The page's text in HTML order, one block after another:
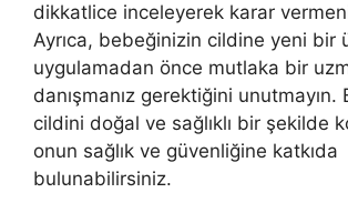
dikkatlice inceleyerek karar
Ayrıca, bebeğinizin cildine yeni bir
uygulamadan önce mutlaka bir
danışmanız gerektiğini unutmayın.
cildini doğal ve sağlıklı bir şekilde
onun sağlık ve güvenliğine katkıda
bulunabilirsiniz.